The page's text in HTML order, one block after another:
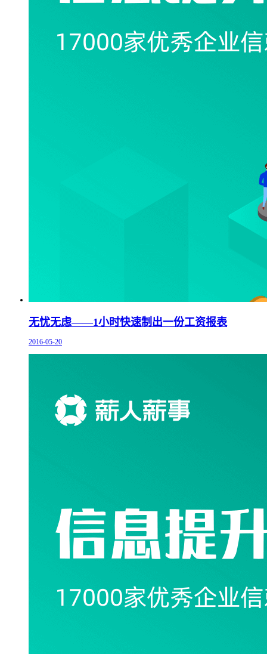
无忧无虑——1小时快速制出一份工资报表
2016-05-20